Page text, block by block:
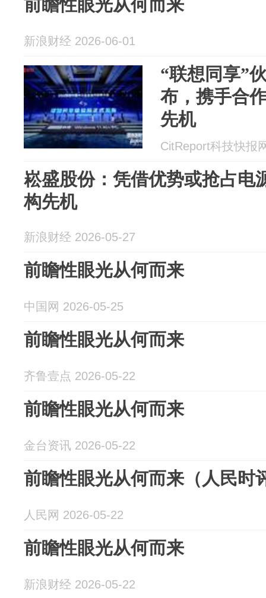
新浪财经 2026-06-01
“联想同享”
布，携手合
先机
CitReport科技快报
崧盛股份：凭借优势或抢占电
构先机
新浪财经 2026-05-27
前瞻性眼光从何而来
中国网 2026-05-25
前瞻性眼光从何而来
齐鲁壹点 2026-05-22
前瞻性眼光从何而来
金台资讯 2026-05-22
前瞻性眼光从何而来（人民时
人民网 2026-05-22
前瞻性眼光从何而来
新浪财经 2026-05-22